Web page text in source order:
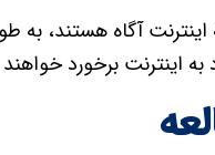
اینترنت آگاه هستند،
اینترنت برخورد